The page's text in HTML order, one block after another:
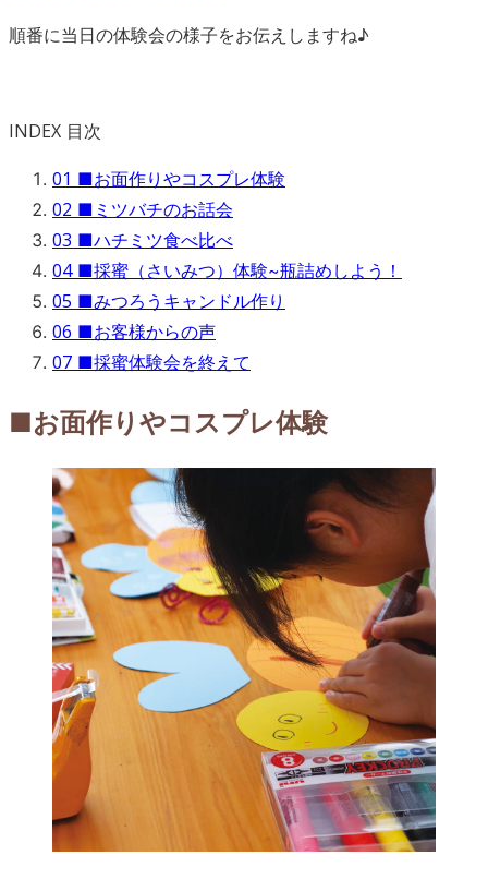
順番に当日の体験会の様子をお伝えしますね♪
INDEX 目次
01 ■お面作りやコスプレ体験
02 ■ミツバチのお話会
03 ■ハチミツ食べ比べ
04 ■採蜜（さいみつ）体験~瓶詰めしよう！
05 ■みつろうキャンドル作り
06 ■お客様からの声
07 ■採蜜体験会を終えて
■お面作りやコスプレ体験